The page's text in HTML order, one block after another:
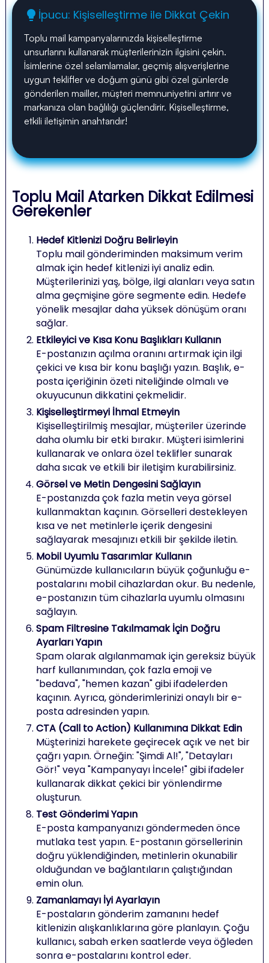
lightbulb İpucu: Kişiselleştirme ile Dikkat Çekin
Toplu mail kampanyalarınızda kişiselleştirme
unsurlarını kullanarak müşterilerinizin ilgisini çekin.
İsimlerine özel selamlamalar, geçmiş alışverişlerine
uygun teklifler ve doğum günü gibi özel günlerde
gönderilen mailler, müşteri memnuniyetini artırır ve
markanıza olan bağlılığı güçlendirir. Kişiselleştirme,
etkili iletişimin anahtarıdır!
Toplu Mail Atarken Dikkat Edilmesi
Gerekenler
Hedef Kitlenizi Doğru Belirleyin
Toplu mail gönderiminden maksimum verim
almak için hedef kitlenizi iyi analiz edin.
Müşterilerinizi yaş, bölge, ilgi alanları veya satın
alma geçmişine göre segmente edin. Hedefe
yönelik mesajlar daha yüksek dönüşüm oranı
sağlar.
Etkileyici ve Kısa Konu Başlıkları Kullanın
E-postanızın açılma oranını artırmak için ilgi
çekici ve kısa bir konu başlığı yazın. Başlık, e-
posta içeriğinin özeti niteliğinde olmalı ve
okuyucunun dikkatini çekmelidir.
Kişiselleştirmeyi İhmal Etmeyin
Kişiselleştirilmiş mesajlar, müşteriler üzerinde
daha olumlu bir etki bırakır. Müşteri isimlerini
kullanarak ve onlara özel teklifler sunarak
daha sıcak ve etkili bir iletişim kurabilirsiniz.
Görsel ve Metin Dengesini Sağlayın
E-postanızda çok fazla metin veya görsel
kullanmaktan kaçının. Görselleri destekleyen
kısa ve net metinlerle içerik dengesini
sağlayarak mesajınızı etkili bir şekilde iletin.
Mobil Uyumlu Tasarımlar Kullanın
Günümüzde kullanıcıların büyük çoğunluğu e-
postalarını mobil cihazlardan okur. Bu nedenle,
e-postanızın tüm cihazlarla uyumlu olmasını
sağlayın.
Spam Filtresine Takılmamak İçin Doğru
Ayarları Yapın
Spam olarak algılanmamak için gereksiz büyük
harf kullanımından, çok fazla emoji ve
"bedava", "hemen kazan" gibi ifadelerden
kaçının. Ayrıca, gönderimlerinizi onaylı bir e-
posta adresinden yapın.
CTA (Call to Action) Kullanımına Dikkat Edin
Müşterinizi harekete geçirecek açık ve net bir
çağrı yapın. Örneğin: "Şimdi Al!", "Detayları
Gör!" veya "Kampanyayı İncele!" gibi ifadeler
kullanarak dikkat çekici bir yönlendirme
oluşturun.
Test Gönderimi Yapın
E-posta kampanyanızı göndermeden önce
mutlaka test yapın. E-postanın görsellerinin
doğru yüklendiğinden, metinlerin okunabilir
olduğundan ve bağlantıların çalıştığından
emin olun.
Zamanlamayı İyi Ayarlayın
E-postaların gönderim zamanını hedef
kitlenizin alışkanlıklarına göre planlayın. Çoğu
kullanıcı, sabah erken saatlerde veya öğleden
sonra e-postalarını kontrol eder.